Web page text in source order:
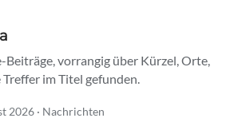
Beiträge, vorrangig über Kürzel, Orte,
im Titel gefunden.
2026 · Nachrichten